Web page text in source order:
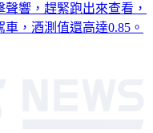
響，趕緊跑出來查看，
，酒測值還高達0.85。